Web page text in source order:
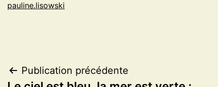
pauline.lisowski
Navigation
Publication précédente